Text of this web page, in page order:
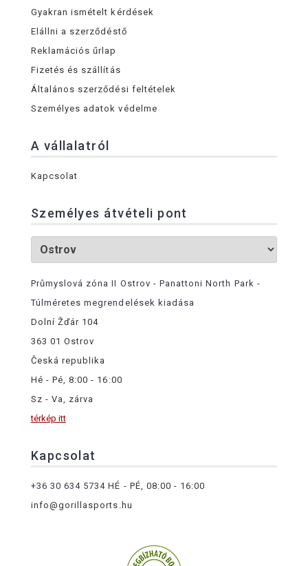
Gyakran ismételt kérdések
Elállni a szerződéstő
Reklamációs űrlap
Fizetés és szállítás
Általános szerződési feltételek
Személyes adatok védelme
A vállalatról
Kapcsolat
Személyes átvételi pont
Průmyslová zóna II Ostrov - Panattoni North Park -
Túlméretes megrendelések kiadása
Dolní Žďár 104
363 01 Ostrov
Česká republika
Hé - Pé, 8:00 - 16:00
Sz - Va, zárva
térkép itt
Kapcsolat
+36 30 634 5734 HÉ - PÉ, 08:00 - 16:00
info@gorillasports.hu